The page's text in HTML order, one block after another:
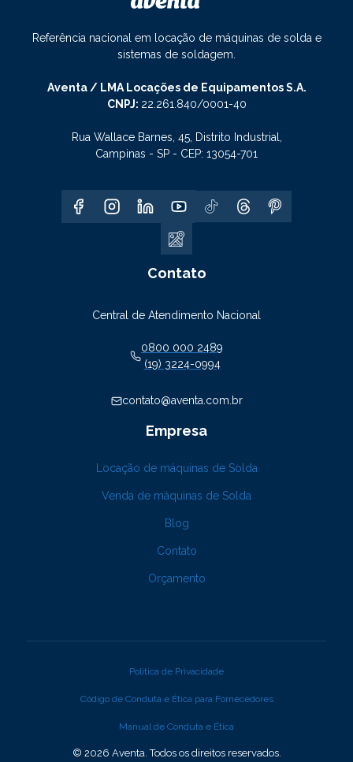
Referência nacional em locação de máquinas de solda e
sistemas de soldagem.
Aventa / LMA Locações de Equipamentos S.A.
CNPJ: 22.261.840/0001-40
Rua Wallace Barnes, 45, Distrito Industrial,
Campinas - SP - CEP: 13054-701
Contato
Central de Atendimento Nacional
0800 000 2489
(19) 3224-0994
contato@aventa.com.br
Empresa
Locação de máquinas de Solda
Venda de máquinas de Solda
Blog
Contato
Orçamento
© 2026 Aventa. Todos os direitos reservados.
Política de Privacidade
Código de Conduta e Ética para Fornecedores
Manual de Conduta e Ética